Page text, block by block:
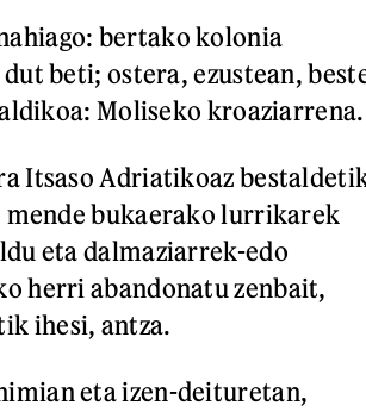
bertako kolonia
beti; ostera, ezustean,
Moliseko kroaziarrena.
Itsaso Adriatikoaz
bukaerako lurrikarek
eta dalmaziarrek-edo
herri abandonatu zenbait,
ihesi, antza.
eta izen-deituretan,